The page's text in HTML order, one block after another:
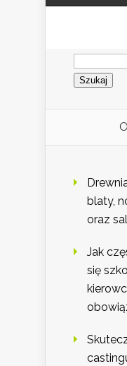
Szukaj:
blaty,
oraz
Jak
się